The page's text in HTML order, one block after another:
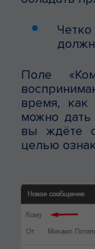
Четко
Поле
время,
можно дать
вы ждёте
целью